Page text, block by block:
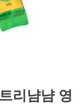
리냠냠 영